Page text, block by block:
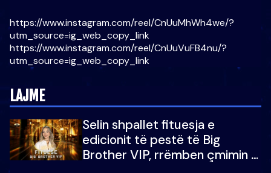
https://www.instagram.com/reel/CnUuMhWh4we/?
utm_source=ig_web_copy_link
https://www.instagram.com/reel/CnUuVuFB4nu/?
utm_source=ig_web_copy_link
LAJME
Selin shpallet fituesja e
edicionit të pestë të Big
Brother VIP, rrëmben çmimin e